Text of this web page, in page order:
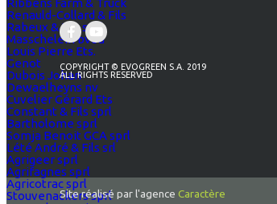
Renauld-Collard & Fils
Rabeux & Fils sprl
Masschelein bvba
Louis Pierre Ets.
Genot
Dubois Johan
Dewaelheyns nv
Cuvelier Gérard Ets
Constant & Fils sprl
Bartholome sprl
Somja Benoit GCA sprl
Lété André & Fils srl
Agrigeer sprl
Agrifagnes sprl
Agricotrac sprl
Stouvenackers sprl
COPYRIGHT © EVOGREEN S.A. 2019
ALL RIGHTS RESERVED
Site réalisé par l'agenceCaractère